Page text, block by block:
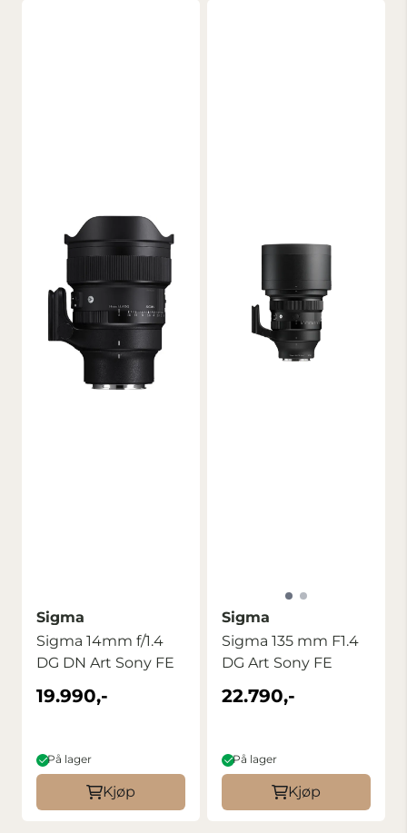
Sigma
Sigma 14mm f/1.4
DG DN Art Sony FE
19.990,-
På lager
Kjøp
Sigma
Sigma 135 mm F1.4
DG Art Sony FE
22.790,-
På lager
Kjøp